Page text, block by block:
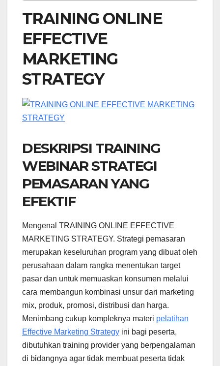
TRAINING ONLINE
EFFECTIVE
MARKETING
STRATEGY
DESKRIPSI TRAINING
WEBINAR STRATEGI
PEMASARAN YANG
EFEKTIF
Mengenal TRAINING ONLINE EFFECTIVE
MARKETING STRATEGY. Strategi pemasaran
merupakan keseluruhan program yang dibuat oleh
perusahaan dalam rangka menentukan target
pasar dan untuk memuaskan konsumen melalui
cara membangun kombinasi unsur dari marketing
mix, produk, promosi, distribusi dan harga.
Menimbang cukup kompleknya materi pelatihan
Effective Marketing Strategy ini bagi peserta,
dibutuhkan training provider yang berpengalaman
di bidangnya agar tidak membuat peserta tidak